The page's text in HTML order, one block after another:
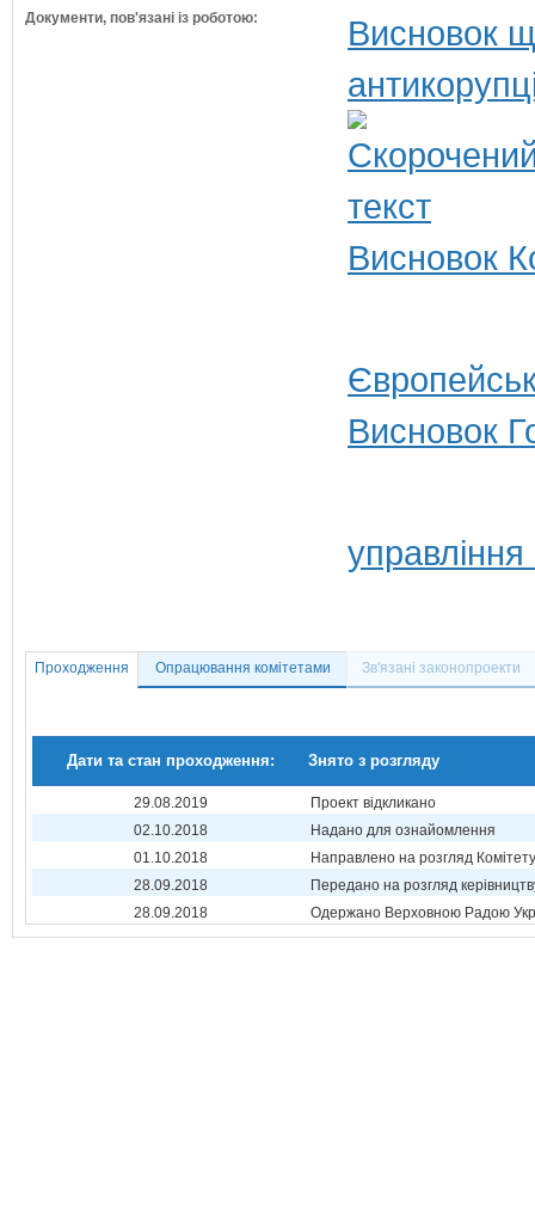
Документи, пов'язані із роботою:
Висновок
Висновок
Висновок
Проходження Опрацювання комітетами Зв'язані законопроекти
Дати та стан проходження: Знято з розгляду
29.08.2019
Проект відкликано
02.10.2018
Надано для ознайомлення
01.10.2018
Направлено на розгляд Комітету
28.09.2018
Передано на розгляд
28.09.2018
Одержано Верховною Радою